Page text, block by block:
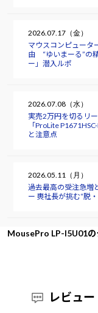
2026.07.17（金）
マウスコンピュータ
由 “ゆいまーる”の
ー」潜入ルポ
2026.07.08（水）
実売2万円を切るリ
「ProLite
と注意点
2026.05.11（月）
過去最高の受注急増
ー 軣社長が挑む“脱
MousePro LP-I5U01の
レビュー